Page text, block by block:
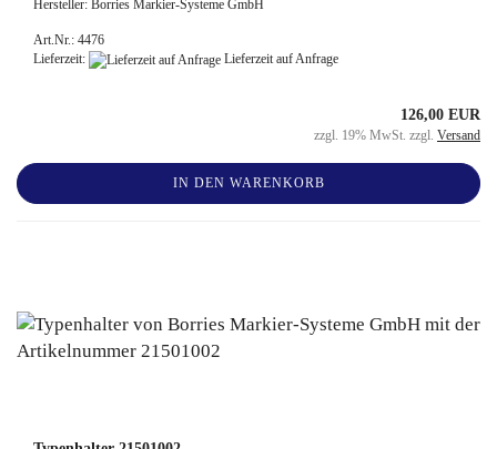
Hersteller: Borries Markier-Systeme GmbH
Art.Nr.: 4476
Lieferzeit:
Lieferzeit auf Anfrage
126,00 EUR
zzgl. 19% MwSt. zzgl. Versand
IN DEN WARENKORB